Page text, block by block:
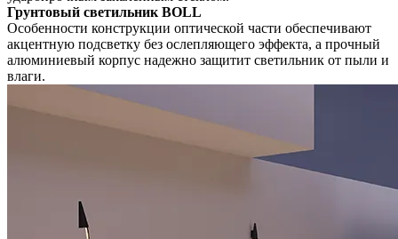
Грунтовый светильник BOLL
Особенности конструкции оптической части обеспечивают
акцентную подсветку без ослепляющего эффекта, а прочный
алюминиевый корпус надежно защитит светильник от пыли и
влаги.